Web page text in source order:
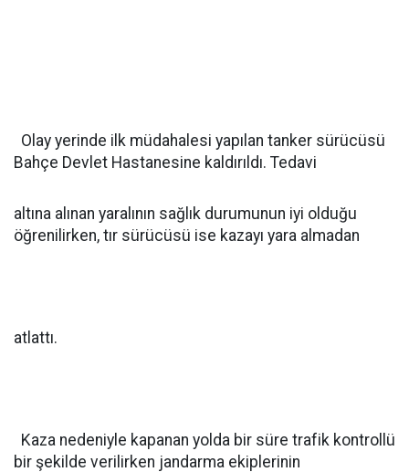
Olay yerinde ilk müdahalesi yapılan tanker sürücüsü
Bahçe Devlet Hastanesine kaldırıldı. Tedavi
altına alınan yaralının sağlık durumunun iyi olduğu
öğrenilirken, tır sürücüsü ise kazayı yara almadan
atlattı.
Kaza nedeniyle kapanan yolda bir süre trafik kontrollü
bir şekilde verilirken jandarma ekiplerinin